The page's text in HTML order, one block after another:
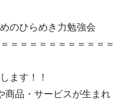
のひらめき力勉強会
＝＝＝＝＝＝＝＝＝＝＝
ます！！
商品・サービスが生まれ